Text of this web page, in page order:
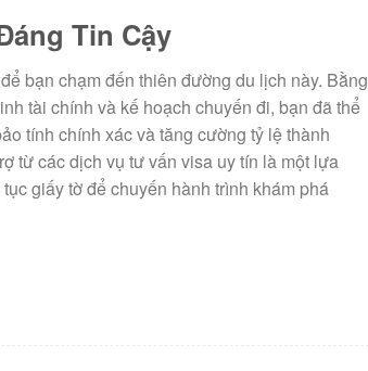
Tin Cậy
bạn chạm đến thiên đường du lịch này. Bằng
tài chính và kế hoạch chuyến đi, bạn đã thể
tính chính xác và tăng cường tỷ lệ thành
từ các dịch vụ tư vấn visa uy tín là một lựa
giấy tờ để chuyến hành trình khám phá